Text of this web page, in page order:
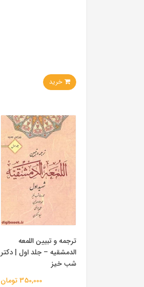
خرید
ترجمه و تبیین اللمعه
الدمشقیه – جلد اول | دکتر
شب خیز
350,000 تومان